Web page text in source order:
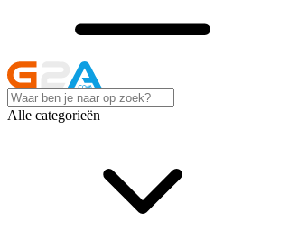
Alle categorieën